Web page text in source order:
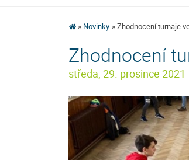
Novinky Zhodnocení turnaje
Zhodnocení
středa, 29. prosince 2021